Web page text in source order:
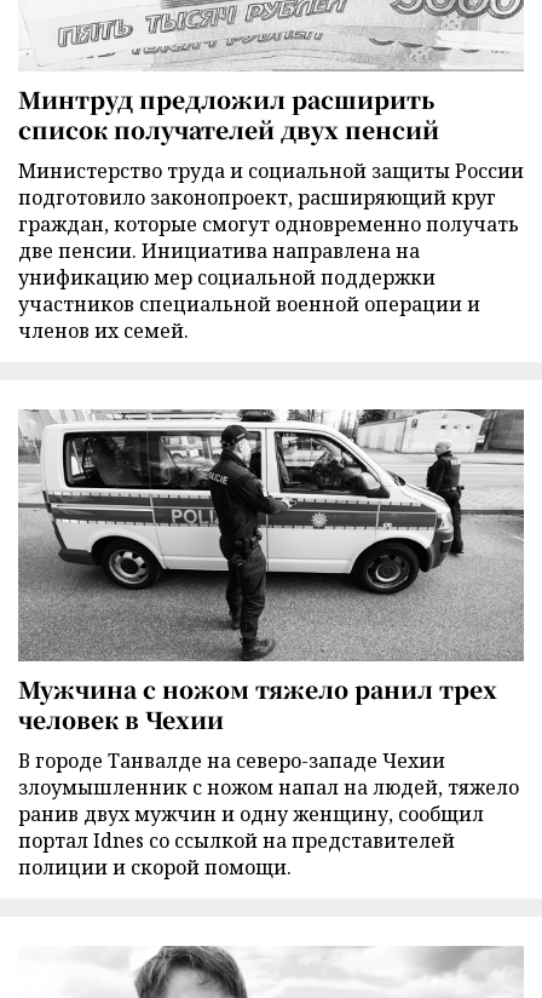
Минтруд предложил расширить
список получателей двух пенсий
Министерство труда и социальной защиты России
подготовило законопроект, расширяющий круг
граждан, которые смогут одновременно получать
две пенсии. Инициатива направлена на
унификацию мер социальной поддержки
участников специальной военной операции и
членов их семей.
Мужчина с ножом тяжело ранил трех
человек в Чехии
В городе Танвалде на северо-западе Чехии
злоумышленник с ножом напал на людей, тяжело
ранив двух мужчин и одну женщину, сообщил
портал Idnes со ссылкой на представителей
полиции и скорой помощи.